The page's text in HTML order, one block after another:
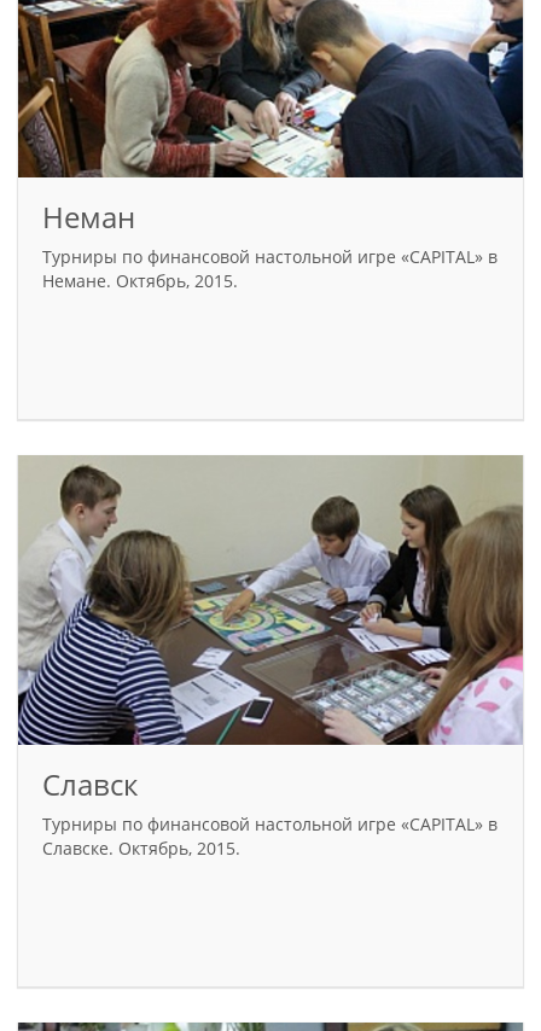
Неман
Турниры по финансовой настольной игре «CAPITAL» в
Немане. Октябрь, 2015.
Славск
Турниры по финансовой настольной игре «CAPITAL» в
Славске. Октябрь, 2015.